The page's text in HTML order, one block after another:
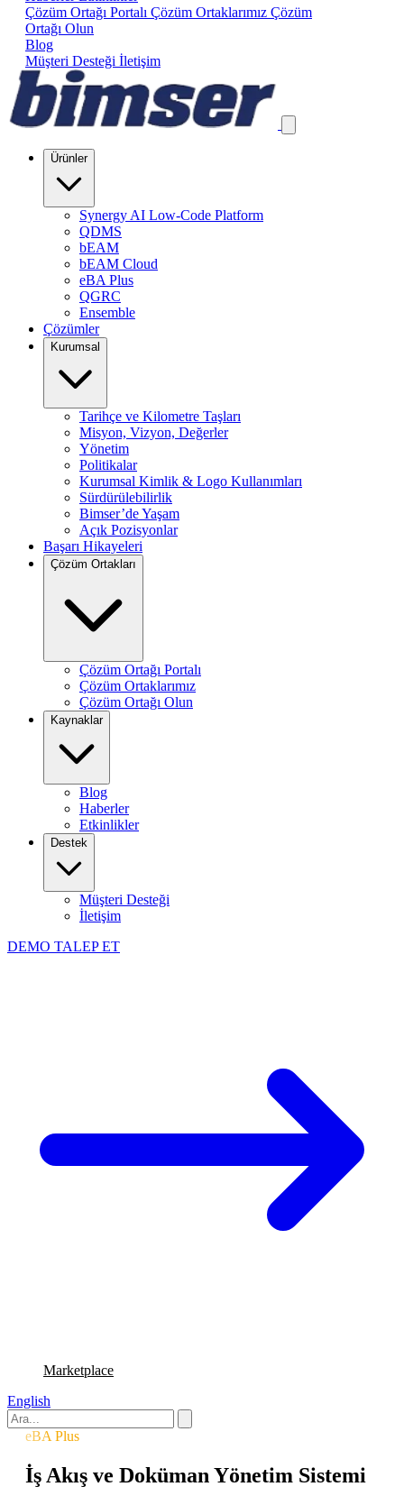
Çözüm Ortağı Portalı Çözüm Ortaklarımız Çözüm
Ortağı Olun
Blog
Müşteri Desteği İletişim
Ürünler
Synergy AI Low-Code Platform
QDMS
bEAM
bEAM Cloud
eBA Plus
QGRC
Ensemble
Çözümler
Kurumsal
Tarihçe ve Kilometre Taşları
Misyon, Vizyon, Değerler
Yönetim
Politikalar
Kurumsal Kimlik & Logo Kullanımları
Sürdürülebilirlik
Bimser’de Yaşam
Açık Pozisyonlar
Başarı Hikayeleri
Çözüm Ortakları
Çözüm Ortağı Portalı
Çözüm Ortaklarımız
Çözüm Ortağı Olun
Kaynaklar
Blog
Haberler
Etkinlikler
Destek
Müşteri Desteği
İletişim
DEMO TALEP ET
Marketplace
English
eBA Plus
İş Akış ve Doküman Yönetim Sistemi